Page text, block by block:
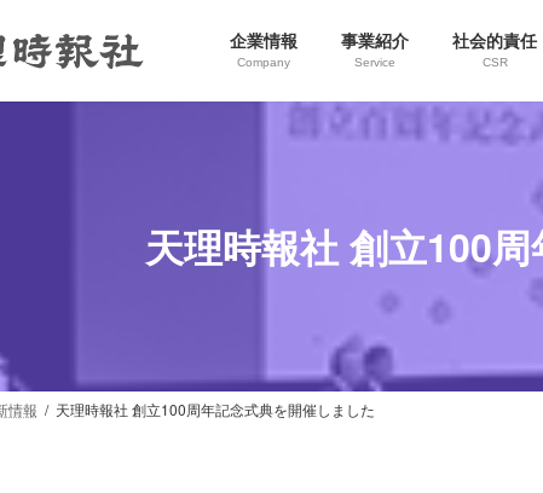
企業情報
Company
事業紹介
Service
社会的責任
CSR
天理時報社 創立100
情報 天理時報社 創立100周年記念式典を開催しました